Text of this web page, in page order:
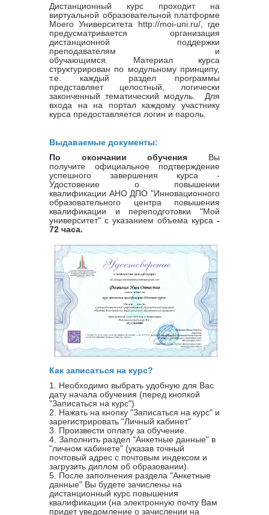
Дистанционный курс проходит на
виртуальной образовательной платформе
Моего Университета http://moi-uni.ru/, где
предусматривается организация
дистанционной поддержки
преподавателям и
обучающимся. Материал курса
структурирован по модульному принципу,
т.е. каждый раздел программы
представляет целостный, логически
законченный тематический модуль. Для
входа на на портал каждому участнику
курса предоставляется логин и пароль.
Выдаваемые документы:
По окончании обучения Вы
получите официальное подтверждение
успешного завершения курса -
Удостовение о повышении
квалификации АНО ДПО "Инновационного
образовательного центра повышения
квалификации и переподготовки "Мой
университет" с указанием объема курса -
72 часа.
Как записаться на курс?
1. Необходимо выбрать удобную для Вас
дату начала обучения (перед кнопкой
"Записаться на курс")
2. Нажать на кнопку "Записаться на курс" и
зарегистрировать "Личный кабинет"
3. Произвести оплату за обучение.
4. Заполнить раздел "Анкетные данные" в
"личном кабинете" (указав точный
почтовый адрес с почтовым индексом и
загрузить диплом об образовании).
5. После заполнения раздела "Анкетные
данные" Вы будете зачислены на
дистанционный курс повышения
квалификации (на электронную почту Вам
придет уведомление о зачислении на